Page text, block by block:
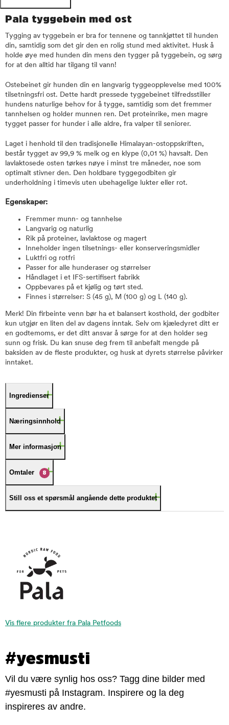
Pala tyggebein med ost
Tygging av tyggebein er bra for tennene og tannkjøttet til hunden
din, samtidig som det gir den en rolig stund med aktivitet. Husk å
holde øye med hunden din mens den tygger på tyggebein, og sørg
for at den alltid har tilgang til vann!
Ostebeinet gir hunden din en langvarig tyggeopplevelse med 100%
tilsetningsfri ost. Dette hardt pressede tyggebeinet tilfredsstiller
hundens naturlige behov for å tygge, samtidig som det fremmer
tannhelsen og holder munnen ren. Det proteinrike, men magre
tygget passer for hunder i alle aldre, fra valper til seniorer.
Laget i henhold til den tradisjonelle Himalayan-ostoppskriften,
består tygget av 99,9 % melk og en klype (0,01 %) havsalt. Den
lavlaktosede osten tørkes nøye i minst tre måneder, noe som
optimalt stivner den. Den holdbare tyggegodbiten gir
underholdning i timevis uten ubehagelige lukter eller rot.
Egenskaper:
Fremmer munn- og tannhelse
Langvarig og naturlig
Rik på proteiner, lavlaktose og magert
Inneholder ingen tilsetnings- eller konserveringsmidler
Luktfri og rotfri
Passer for alle hunderaser og størrelser
Håndlaget i et IFS-sertifisert fabrikk
Oppbevares på et kjølig og tørt sted.
Finnes i størrelser: S (45 g), M (100 g) og L (140 g).
Merk! Din firbeinte venn bør ha et balansert kosthold, der godbiter
kun utgjør en liten del av dagens inntak. Selv om kjæledyret ditt er
en godtemoms, er det ditt ansvar å sørge for at den holder seg
sunn og frisk. Du kan snuse deg frem til anbefalt mengde på
baksiden av de fleste produkter, og husk at dyrets størrelse påvirker
inntaket.
Ingredienser
Næringsinnhold
Mer informasjon
Omtaler 8
Still oss et spørsmål angående dette produktet
Vis flere produkter fra Pala Petfoods
#yesmusti
Vil du være synlig hos oss? Tagg dine bilder med
#yesmusti på Instagram. Inspirere og la deg
inspireres av andre.